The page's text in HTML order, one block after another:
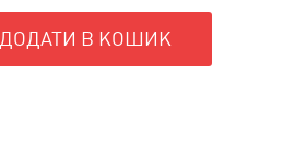
ДОДАТИ В КОШИК